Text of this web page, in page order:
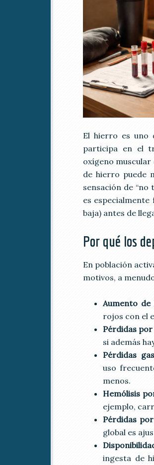
El hierro es uno
participa en el
oxígeno
de hierro puede
sensación de
es
baja) antes de
Por qué los
En población
motivos, a
Aumento de
rojos con el
Pérdidas
si además
Pérdidas
uso
menos.
Hemólisis
ejemplo,
Pérdidas
global es
ingesta de